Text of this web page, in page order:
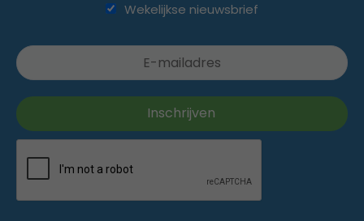
Wekelijkse nieuwsbrief